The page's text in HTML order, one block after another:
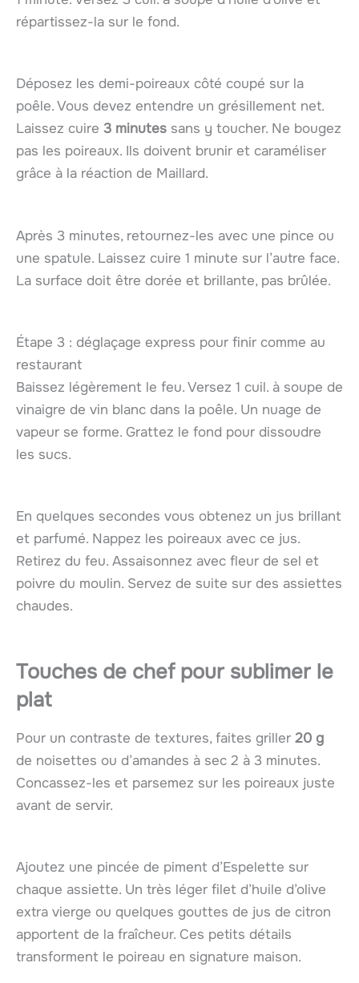
répartissez-la sur le fond.
Déposez les demi-poireaux côté coupé sur la
poêle. Vous devez entendre un grésillement net.
Laissez cuire 3 minutes sans y toucher. Ne bougez
pas les poireaux. Ils doivent brunir et caraméliser
grâce à la réaction de Maillard.
Après 3 minutes, retournez-les avec une pince ou
une spatule. Laissez cuire 1 minute sur l’autre face.
La surface doit être dorée et brillante, pas brûlée.
Étape 3 : déglaçage express pour finir comme au
restaurant
Baissez légèrement le feu. Versez 1 cuil. à soupe de
vinaigre de vin blanc dans la poêle. Un nuage de
vapeur se forme. Grattez le fond pour dissoudre
les sucs.
En quelques secondes vous obtenez un jus brillant
et parfumé. Nappez les poireaux avec ce jus.
Retirez du feu. Assaisonnez avec fleur de sel et
poivre du moulin. Servez de suite sur des assiettes
chaudes.
Touches de chef pour sublimer le
plat
Pour un contraste de textures, faites griller 20 g
de noisettes ou d’amandes à sec 2 à 3 minutes.
Concassez-les et parsemez sur les poireaux juste
avant de servir.
Ajoutez une pincée de piment d’Espelette sur
chaque assiette. Un très léger filet d’huile d’olive
extra vierge ou quelques gouttes de jus de citron
apportent de la fraîcheur. Ces petits détails
transforment le poireau en signature maison.